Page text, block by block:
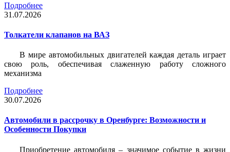
Подробнее
31.07.2026
Толкатели клапанов на ВАЗ
В мире автомобильных двигателей каждая деталь играет
свою роль, обеспечивая слаженную работу сложного
механизма
Подробнее
30.07.2026
Автомобили в рассрочку в Оренбурге: Возможности и
Особенности Покупки
Приобретение автомобиля – значимое событие в жизни